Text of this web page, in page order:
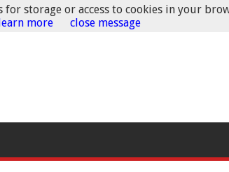
storage or access to cookies in your
more close message